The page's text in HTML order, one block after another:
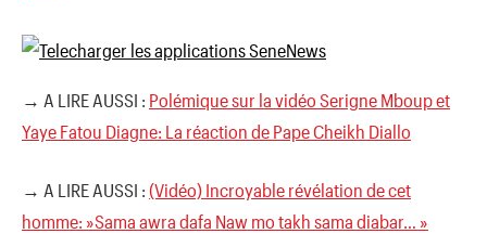
→ A LIRE AUSSI : Polémique sur la vidéo Serigne Mboup et
Yaye Fatou Diagne: La réaction de Pape Cheikh Diallo
→ A LIRE AUSSI : (Vidéo) Incroyable révélation de cet
homme: »Sama awra dafa Naw mo takh sama diabar… »